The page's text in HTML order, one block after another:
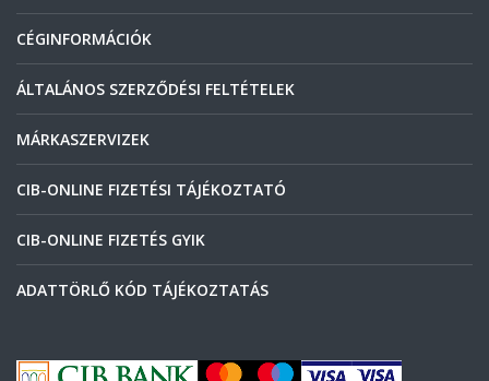
CÉGINFORMÁCIÓK
ÁLTALÁNOS SZERZŐDÉSI FELTÉTELEK
MÁRKASZERVIZEK
CIB-ONLINE FIZETÉSI TÁJÉKOZTATÓ
CIB-ONLINE FIZETÉS GYIK
ADATTÖRLŐ KÓD TÁJÉKOZTATÁS